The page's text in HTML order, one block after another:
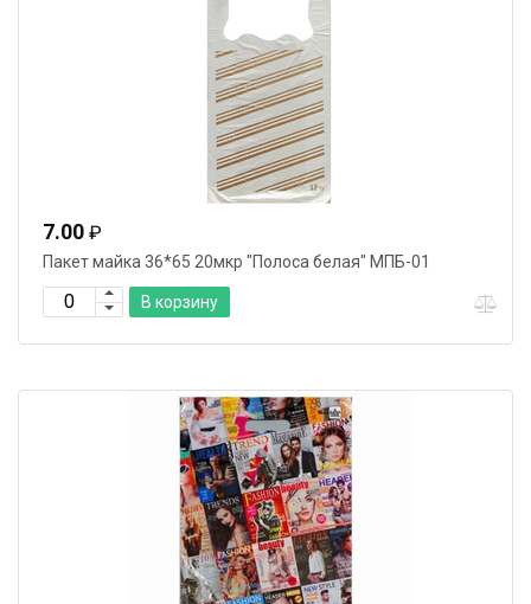
7.00 ₽
Пакет майка 36*65 20мкр "Полоса белая" МПБ-01
В корзину